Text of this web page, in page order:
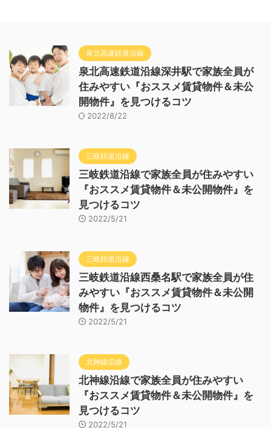
泉北高速鉄道沿線
泉北高速鉄道沿線深井駅で家族全員が
住みやすい『おススメ賃貸物件＆未公
開物件』を見つけるコツ
2022/8/22
三岐鉄道沿線
三岐鉄道沿線で家族全員が住みやすい
『おススメ賃貸物件＆未公開物件』を
見つけるコツ
2022/5/21
三岐鉄道沿線
三岐鉄道沿線西桑名駅で家族全員が住
みやすい『おススメ賃貸物件＆未公開
物件』を見つけるコツ
2022/5/21
北神線沿線
北神線沿線で家族全員が住みやすい
『おススメ賃貸物件＆未公開物件』を
見つけるコツ
2022/5/21